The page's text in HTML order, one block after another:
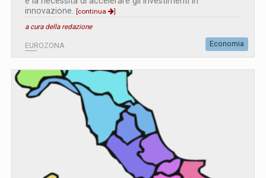
innovazione. [continua
]
a cura della redazione
EUROZONA Economia